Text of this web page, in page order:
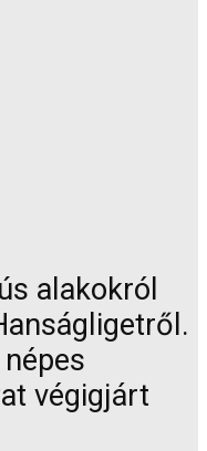
alakokról
végigjárt